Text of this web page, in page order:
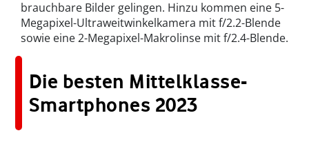
brauchbare Bilder gelingen. Hinzu kommen eine 5-
Megapixel-Ultraweitwinkelkamera mit f/2.2-Blende
sowie eine 2-Megapixel-Makrolinse mit f/2.4-Blende.
Die besten Mittelklasse-
Smartphones 2023